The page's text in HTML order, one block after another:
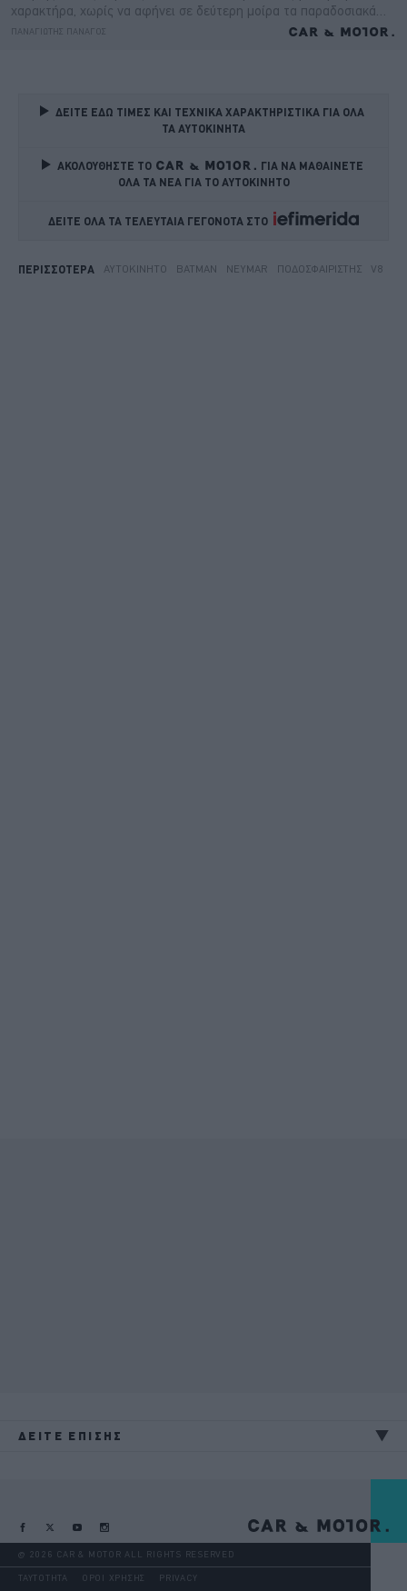
ΔΕΙΤΕ ΕΔΩ ΤΙΜΕΣ ΚΑΙ ΤΕΧΝΙΚΑ ΧΑΡΑΚΤΗΡΙΣΤΙΚΑ ΓΙΑ ΟΛΑ
ΤΑ ΑΥΤΟΚΙΝΗΤΑ
ΑΚΟΛΟΥΘΗΣΤΕ ΤΟ
ΓΙΑ ΝΑ ΜΑΘΑΙΝΕΤΕ
ΟΛΑ ΤΑ ΝΕΑ ΓΙΑ ΤΟ ΑΥΤΟΚΙΝΗΤΟ
ΔΕΙΤΕ ΟΛΑ ΤΑ ΤΕΛΕΥΤΑΙΑ ΓΕΓΟΝΟΤΑ ΣΤΟ
ΠΕΡΙΣΣΟΤΕΡΑ ΑΥΤΟΚΊΝΗΤΟ BATMAN NEYMAR ΠΟΔΟΣΦΑΙΡΙΣΤΉΣ V8
ΔΕΙΤΕ ΕΠΙΣΗΣ
@ 2026 CAR & MOTOR ALL RIGHTS RESERVED
ΤΑΥΤΟΤΗΤΑ ΟΡΟΙ ΧΡΗΣΗΣ PRIVACY